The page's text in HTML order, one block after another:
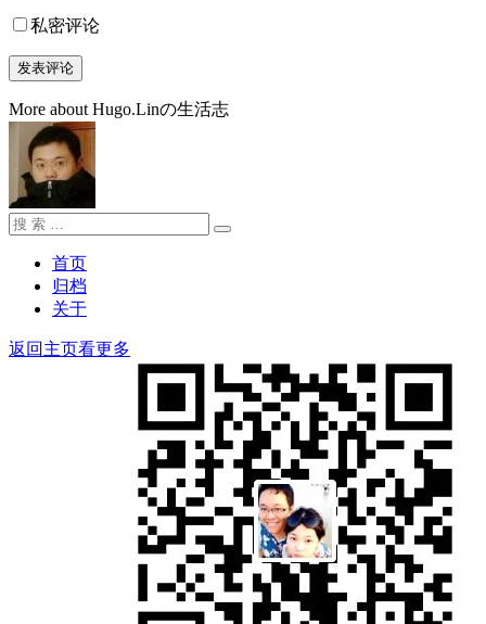
私密评论
More about Hugo.Linの生活志
搜
搜
首页
归档
关于
返回主页看更多